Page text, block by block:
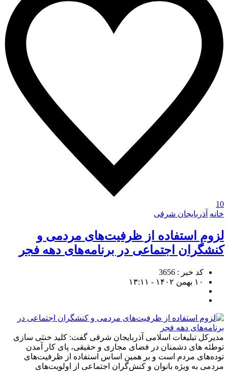
10
خانه آذربایجان شرقی
لزوم استفاده از ظرفیت‌‌های مردمی و
کنشگران اجتماعی در برنامه‌های دهه فجر
کد خبر : 3656
۱۰ بهمن ۱۴۰۲ - ۱۳:۱۱
مدیرکل تبلیغات اسلامی آذربایجان شرقی گفت: کلید خنثی سازی
توطئه های دشمنان در فضای مجازی و حقیقی، پای کار آمدن
توده‌های مردم است و بر همین اساس استفاده از ظرفیت‌های
مردمی به ویژه بانوان و کنش‌گران اجتماعی از اولویت‌های